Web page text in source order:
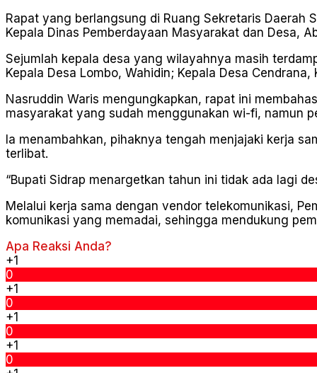
Rapat yang berlangsung di Ruang Sekretaris Daerah
Kepala Dinas Pemberdayaan Masyarakat dan Desa,
Sejumlah kepala desa yang wilayahnya masih
Kepala Desa Lombo, Wahidin; Kepala Desa
Nasruddin Waris mengungkapkan, rapat ini
masyarakat yang sudah menggunakan wi-fi, namun
Ia menambahkan, pihaknya tengah menjajaki kerja
terlibat.
“Bupati Sidrap menargetkan tahun ini tidak ada lagi
Melalui kerja sama dengan vendor telekomunikasi,
komunikasi yang memadai, sehingga mendukung
Apa Reaksi Anda?
+1
0
+1
0
+1
0
+1
0